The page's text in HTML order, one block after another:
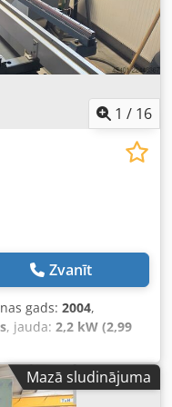
1 / 16
Zvanīt
gads: 2004,
, jauda: 2,2 kW (2,99
trīsfāzu,
mm, griešanas
rokasgrāmata
Mazā sludinājuma